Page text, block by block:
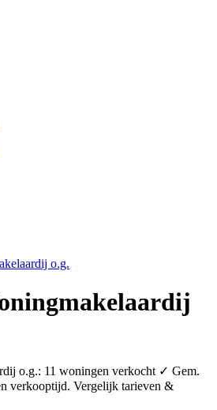
o.g.
o.g.: 11 woningen verkocht ✓ Gem.
verkooptijd. Vergelijk tarieven &